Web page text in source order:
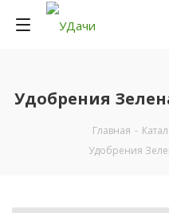
Удобрения
Главная -
Удобрения